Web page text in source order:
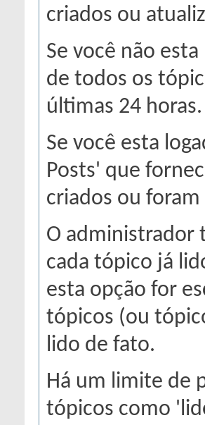
criados ou
Se você não
de todos os
últimas 24 horas.
Se você esta
Posts' que
criados ou
O administrador
cada tópico já
esta opção for
tópicos (ou
lido de fato.
Há um limite de
tópicos como